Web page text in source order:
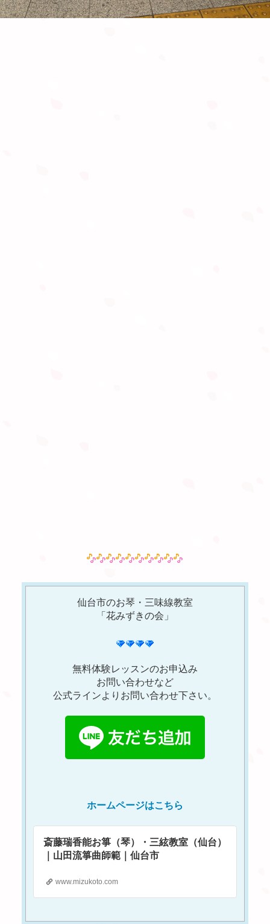
仙台市のお琴・三味線教室
「花みずきの会」
無料体験レッスンのお申込み
お問い合わせなど
公式ラインよりお問い合わせ下さい。
ホームページはこちら
斎藤瑞香能お箏（琴）・三絃教室（仙台）
｜山田流箏曲師範｜仙台市
www.mizukoto.com